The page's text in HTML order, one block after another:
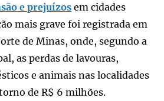
e prejuízos em cidades
mais grave foi registrada em
de Minas, onde, segundo a
as perdas de lavouras,
e animais nas localidades
de R$ 6 milhões.